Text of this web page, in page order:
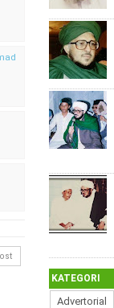
KATEGORI
Advertorial